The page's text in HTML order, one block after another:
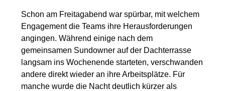
Schon am Freitagabend war spürbar, mit welchem
Engagement die Teams ihre Herausforderungen
angingen. Während einige nach dem
gemeinsamen Sundowner auf der Dachterrasse
langsam ins Wochenende starteten, verschwanden
andere direkt wieder an ihre Arbeitsplätze. Für
manche wurde die Nacht deutlich kürzer als